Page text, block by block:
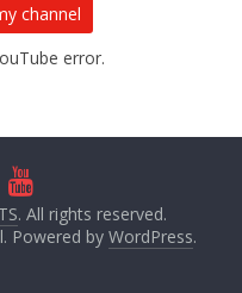
channel
error.
. All rights reserved.
Powered by WordPress.